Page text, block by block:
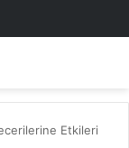
Etkileri